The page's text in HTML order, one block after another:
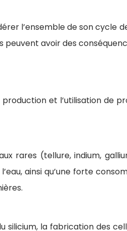
l’ensemble de son cycle
peuvent avoir des
et l’utilisation de
rares (tellure, indium,
ainsi qu’une forte
la fabrication des